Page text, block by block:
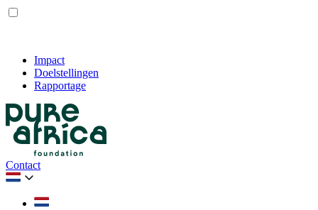
Impact
Doelstellingen
Rapportage
Contact